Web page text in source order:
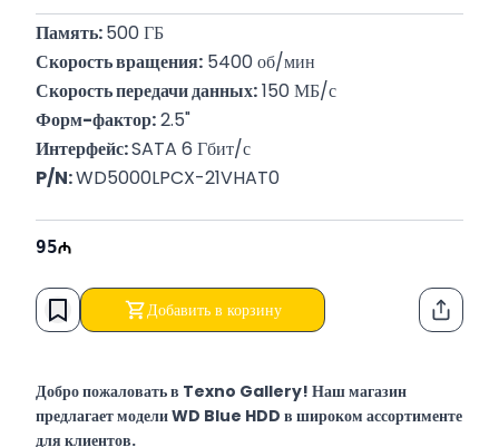
Память: 500 ГБ
Скорость вращения: 5400 об/мин
Скорость передачи данных: 150 МБ/с
Форм-фактор: 2.5"
Интерфейс: SATA 6 Гбит/с
P/N: WD5000LPCX-21VHAT0
95
Добавить в корзину
Добро пожаловать в Texno Gallery! Наш магазин
предлагает модели WD Blue HDD в широком ассортименте
для клиентов.